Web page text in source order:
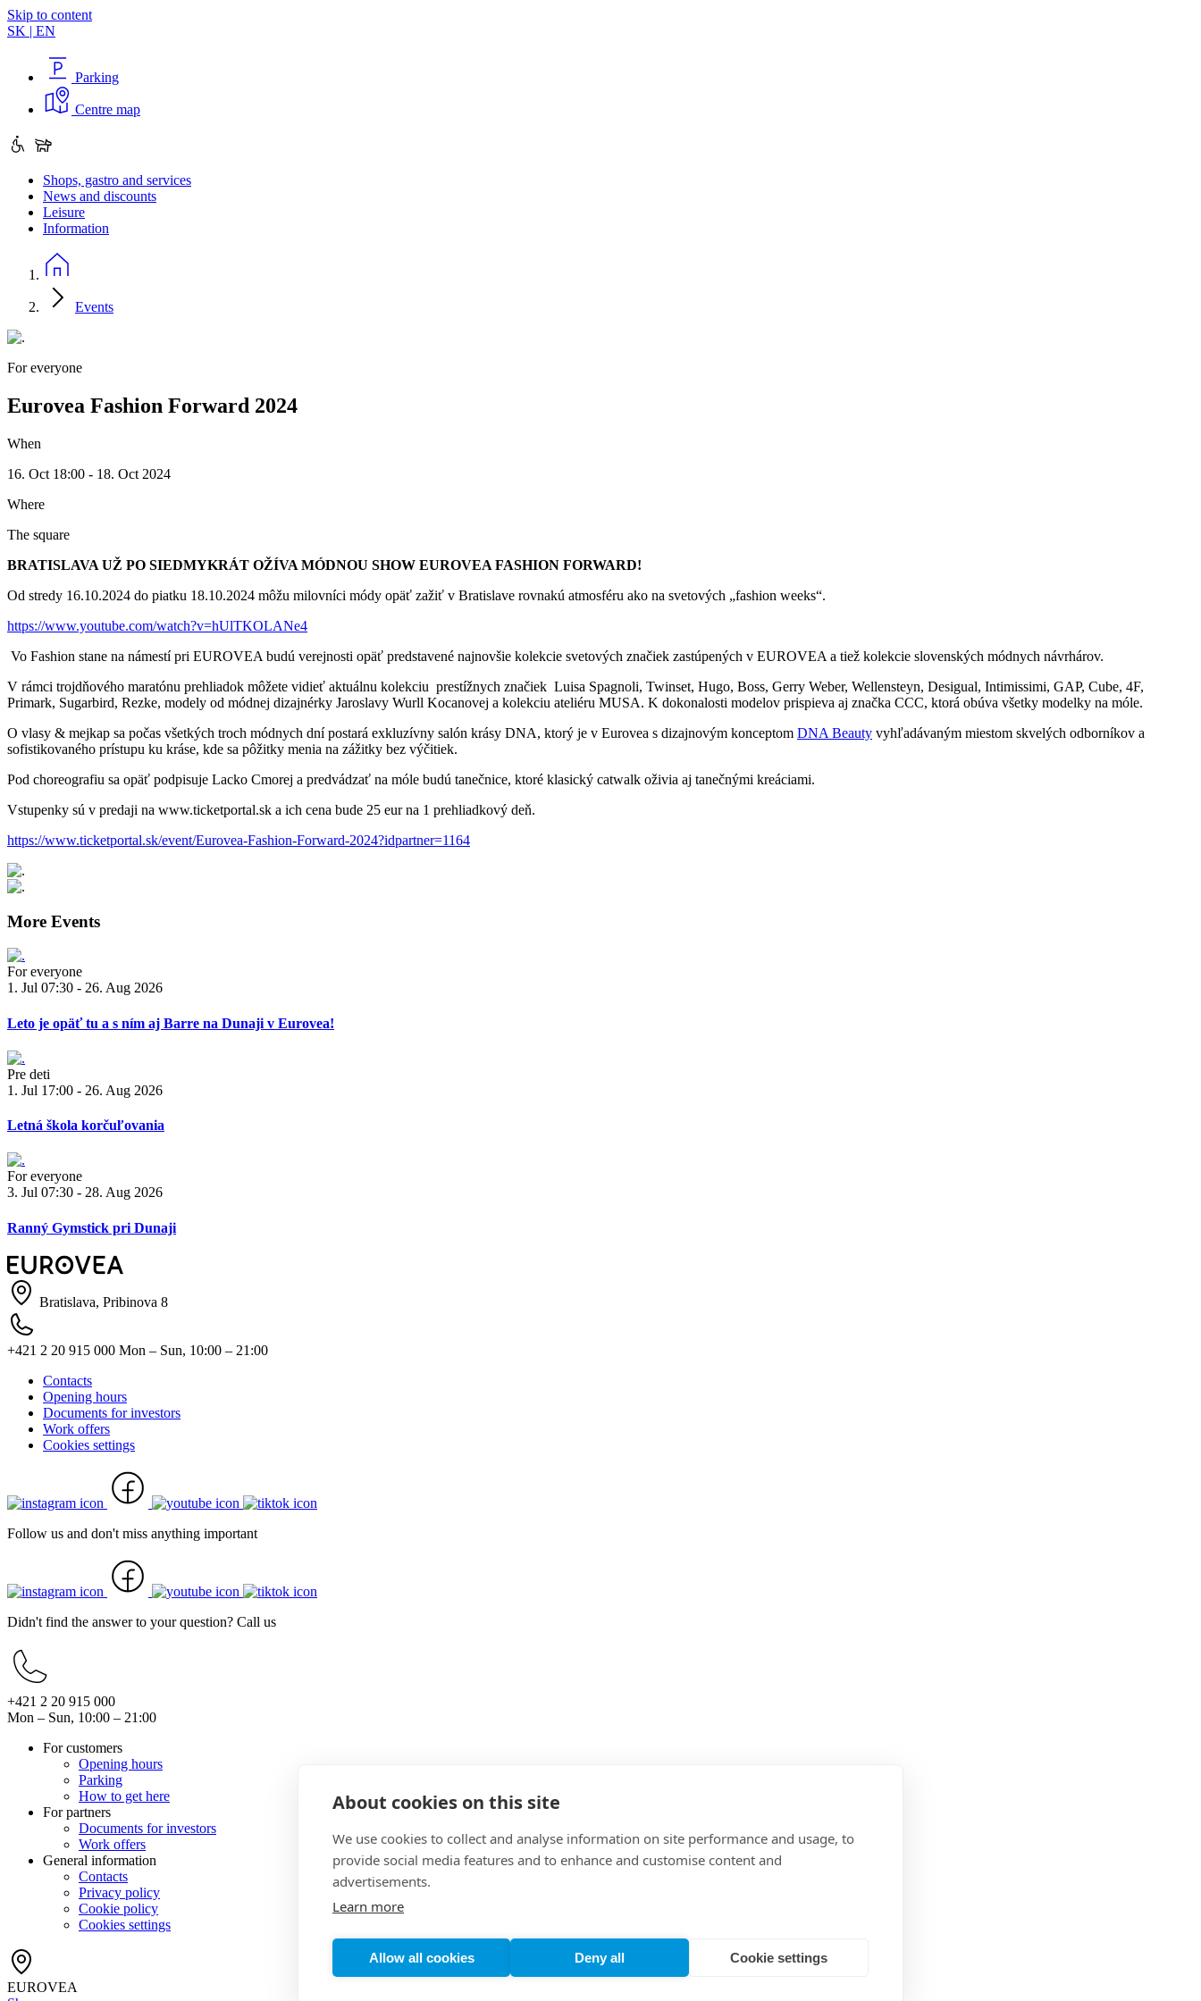
About cookies on this site
We use cookies to collect and analyse information on site performance and usage, to
provide social media features and to enhance and customise content and
advertisements.
Learn more
Allow all cookies Deny all Cookie settings
Skip to content
SK | EN
Parking
Centre map
Shops, gastro and services
News and discounts
Leisure
Information
Events
For everyone
Eurovea Fashion Forward 2024
When
16. Oct 18:00 - 18. Oct 2024
Where
The square
BRATISLAVA UŽ PO SIEDMYKRÁT OŽÍVA MÓDNOU SHOW EUROVEA FASHION FORWARD!
Od stredy 16.10.2024 do piatku 18.10.2024 môžu milovníci módy opäť zažiť v Bratislave rovnakú atmosféru ako na svetových „fashion weeks“.
https://www.youtube.com/watch?v=hUlTKOLANe4
Vo Fashion stane na námestí pri EUROVEA budú verejnosti opäť predstavené najnovšie kolekcie svetových značiek zastúpených v EUROVEA a tiež kolekcie slovenských módnych návrhárov.
V rámci trojdňového maratónu prehliadok môžete vidieť aktuálnu kolekciu prestížnych značiek Luisa Spagnoli, Twinset, Hugo, Boss, Gerry Weber, Wellensteyn, Desigual, Intimissimi, GAP, Cube, 4F,
Primark, Sugarbird, Rezke, modely od módnej dizajnérky Jaroslavy Wurll Kocanovej a kolekciu ateliéru MUSA. K dokonalosti modelov prispieva aj značka CCC, ktorá obúva všetky modelky na móle.
O vlasy & mejkap sa počas všetkých troch módnych dní postará exkluzívny salón krásy DNA, ktorý je v Eurovea s dizajnovým konceptom DNA Beauty vyhľadávaným miestom skvelých odborníkov a
sofistikovaného prístupu ku kráse, kde sa pôžitky menia na zážitky bez výčitiek.
Pod choreografiu sa opäť podpisuje Lacko Cmorej a predvádzať na móle budú tanečnice, ktoré klasický catwalk oživia aj tanečnými kreáciami.
Vstupenky sú v predaji na www.ticketportal.sk a ich cena bude 25 eur na 1 prehliadkový deň.
https://www.ticketportal.sk/event/Eurovea-Fashion-Forward-2024?idpartner=1164
More Events
For everyone
1. Jul 07:30 - 26. Aug 2026
Leto je opäť tu a s ním aj Barre na Dunaji v Eurovea!
Pre deti
1. Jul 17:00 - 26. Aug 2026
Letná škola korčuľovania
For everyone
3. Jul 07:30 - 28. Aug 2026
Ranný Gymstick pri Dunaji
Bratislava, Pribinova 8
+421 2 20 915 000 Mon – Sun, 10:00 – 21:00
Contacts
Opening hours
Documents for investors
Work offers
Cookies settings
Follow us and don't miss anything important
Didn't find the answer to your question? Call us
+421 2 20 915 000
Mon – Sun, 10:00 – 21:00
For customers
Opening hours
Parking
How to get here
For partners
Documents for investors
Work offers
General information
Contacts
Privacy policy
Cookie policy
Cookies settings
EUROVEA